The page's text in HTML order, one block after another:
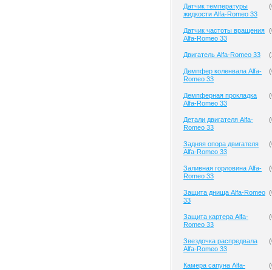
Датчик температуры
жидкости Alfa-Romeo 33
(
Датчик частоты вращения
Alfa-Romeo 33
(
Двигатель Alfa-Romeo 33 (
Демпфер коленвала Alfa-
Romeo 33
(
Демпферная прокладка
Alfa-Romeo 33
(
Детали двигателя Alfa-
Romeo 33
(
Задняя опора двигателя
Alfa-Romeo 33
(
Заливная горловина Alfa-
Romeo 33
(
Защита днища Alfa-Romeo
33
(
Защита картера Alfa-
Romeo 33
(
Звездочка распредвала
Alfa-Romeo 33
(
Камера сапуна Alfa-
(